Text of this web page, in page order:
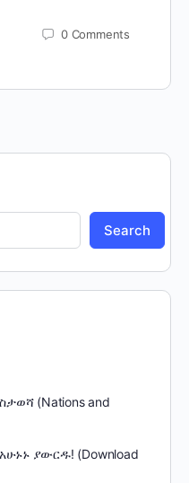
0 Comments
Search
(Nations and
ያውርዱ! (Download